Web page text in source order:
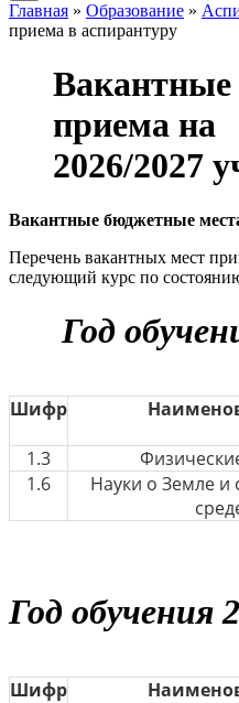
Главная » Образование »
приема в аспирантуру
Вакантные
приема на
2026/2027
Вакантные бюджетные
Перечень вакантных мест
следующий курс по
Год
Шифр
1.3
1.6
Науки о Земле
Год обучения 2
Шифр